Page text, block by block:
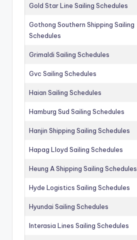
Gold Star Line Sailing Schedules
Gothong Southern Shipping Sailing
Schedules
Grimaldi Sailing Schedules
Gvc Sailing Schedules
Haian Sailing Schedules
Hamburg Sud Sailing Schedules
Hanjin Shipping Sailing Schedules
Hapag Lloyd Sailing Schedules
Heung A Shipping Sailing Schedules
Hyde Logistics Sailing Schedules
Hyundai Sailing Schedules
Interasia Lines Sailing Schedules